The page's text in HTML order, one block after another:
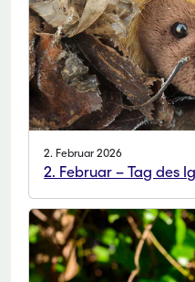
2. Februar 2026
2. Februar – Tag des